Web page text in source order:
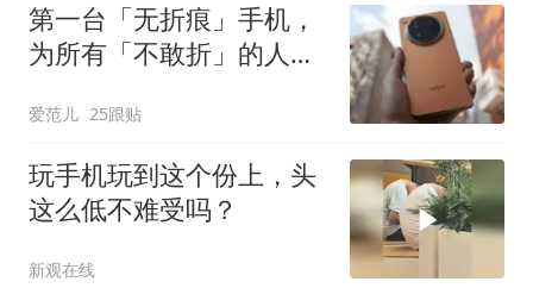
第一台「无折痕」手机，
为所有「不敢折」的人而
爱范儿 25跟贴
玩手机玩到这个份上，头
这么低不难受吗？
新观在线